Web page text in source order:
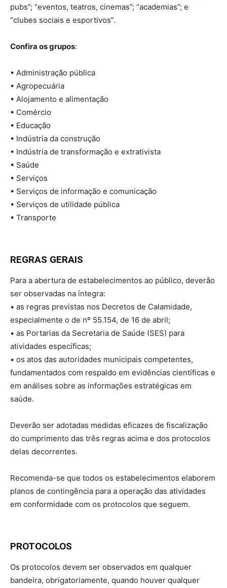
pubs”; “eventos, teatros, cinemas”; “academias”; e
“clubes sociais e esportivos”.
Confira os grupos:
• Administração pública
• Agropecuária
• Alojamento e alimentação
• Comércio
• Educação
• Indústria da construção
• Indústria de transformação e extrativista
• Saúde
• Serviços
• Serviços de informação e comunicação
• Serviços de utilidade pública
• Transporte
REGRAS GERAIS
Para a abertura de estabelecimentos ao público, deverão
ser observadas na íntegra:
• as regras previstas nos Decretos de Calamidade,
especialmente o de nº 55.154, de 16 de abril;
• as Portarias da Secretaria de Saúde (SES) para
atividades específicas;
• os atos das autoridades municipais competentes,
fundamentados com respaldo em evidências científicas e
em análises sobre as informações estratégicas em
saúde.
Deverão ser adotadas medidas eficazes de fiscalização
do cumprimento das três regras acima e dos protocolos
delas decorrentes.
Recomenda-se que todos os estabelecimentos elaborem
planos de contingência para a operação das atividades
em conformidade com os protocolos que seguem.
PROTOCOLOS
Os protocolos devem ser observados em qualquer
bandeira, obrigatoriamente, quando houver qualquer